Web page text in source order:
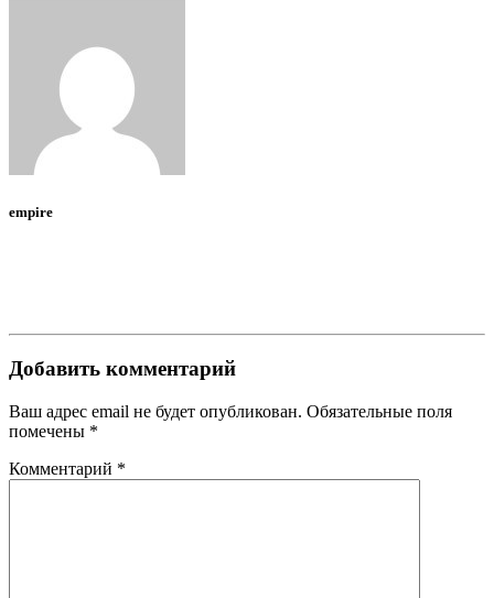
empire
Добавить комментарий
Ваш адрес email не будет опубликован. Обязательные поля
помечены *
Комментарий *